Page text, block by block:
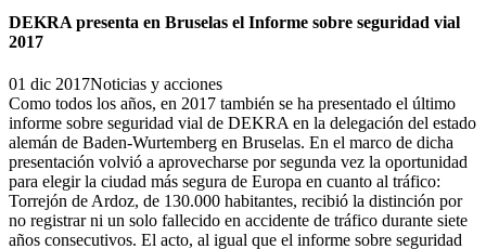
DEKRA presenta en Bruselas el Informe sobre seguridad vial
2017
01 dic 2017Noticias y acciones
Como todos los años, en 2017 también se ha presentado el último
informe sobre seguridad vial de DEKRA en la delegación del estado
alemán de Baden-Wurtemberg en Bruselas. En el marco de dicha
presentación volvió a aprovecharse por segunda vez la oportunidad
para elegir la ciudad más segura de Europa en cuanto al tráfico:
Torrejón de Ardoz, de 130.000 habitantes, recibió la distinción por
no registrar ni un solo fallecido en accidente de tráfico durante siete
años consecutivos. El acto, al igual que el informe sobre seguridad